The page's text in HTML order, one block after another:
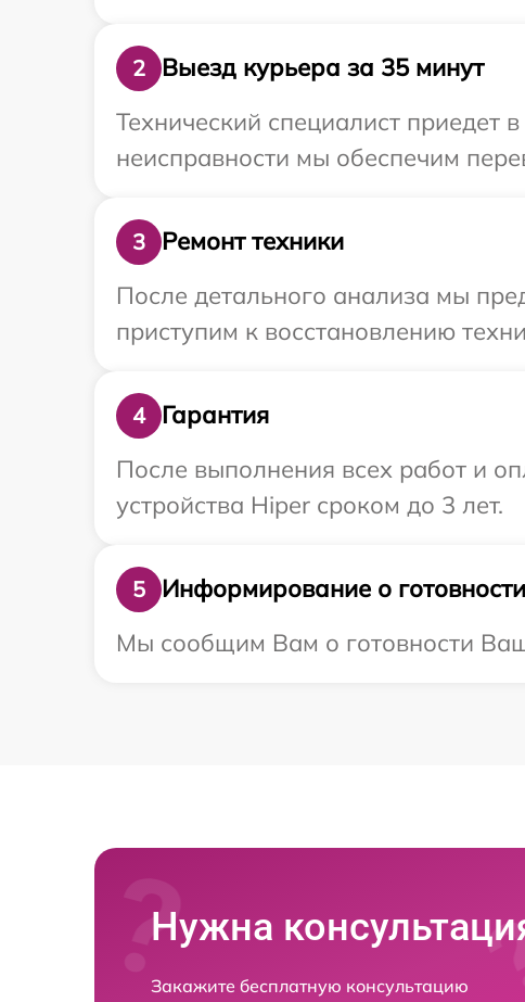
2
Выезд курьера за 35 минут
Технический специалист приедет
неисправности мы обеспечим
3
Ремонт техники
После детального анализа мы
приступим к восстановлению
4
Гарантия
После выполнения всех работ и
устройства Hiper сроком до 3 лет.
5
Информирование о готовности
Мы сообщим Вам о готовности
Нужна
Закажите бесплатную консультацию